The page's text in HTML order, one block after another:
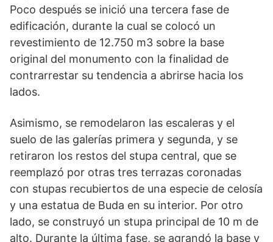
Poco después se inició una tercera fase de
edificación, durante la cual se colocó un
revestimiento de 12.750 m3 sobre la base
original del monumento con la finalidad de
contrarrestar su tendencia a abrirse hacia los
lados.
Asimismo, se remodelaron las escaleras y el
suelo de las galerías primera y segunda, y se
retiraron los restos del stupa central, que se
reemplazó por otras tres terrazas coronadas
con stupas recubiertos de una especie de celosía
y una estatua de Buda en su interior. Por otro
lado, se construyó un stupa principal de 10 m de
alto. Durante la última fase, se agrandó la base y